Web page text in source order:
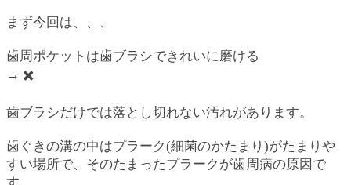
まず今回は、、、
歯周ポケットは歯ブラシできれいに磨ける
→ ✖️
歯ブラシだけでは落とし切れない汚れがあります。
歯ぐきの溝の中はプラーク(細菌のかたまり)がたまりや
すい場所で、そのたまったプラークが歯周病の原因で